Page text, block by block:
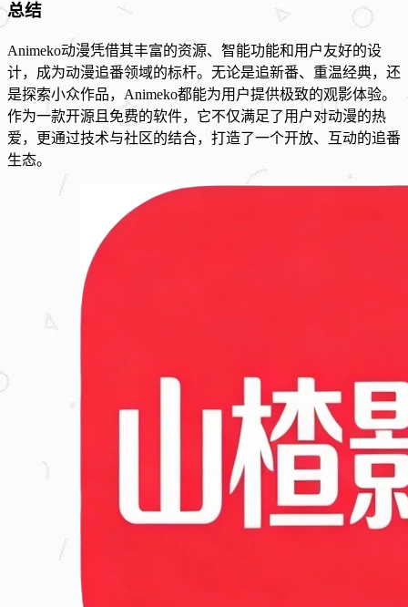
总结
Animeko动漫凭借其丰富的资源、智能功能和用户友好的设
计，成为动漫追番领域的标杆。无论是追新番、重温经典，还
是探索小众作品，Animeko都能为用户提供极致的观影体验。
作为一款开源且免费的软件，它不仅满足了用户对动漫的热
爱，更通过技术与社区的结合，打造了一个开放、互动的追番
生态。